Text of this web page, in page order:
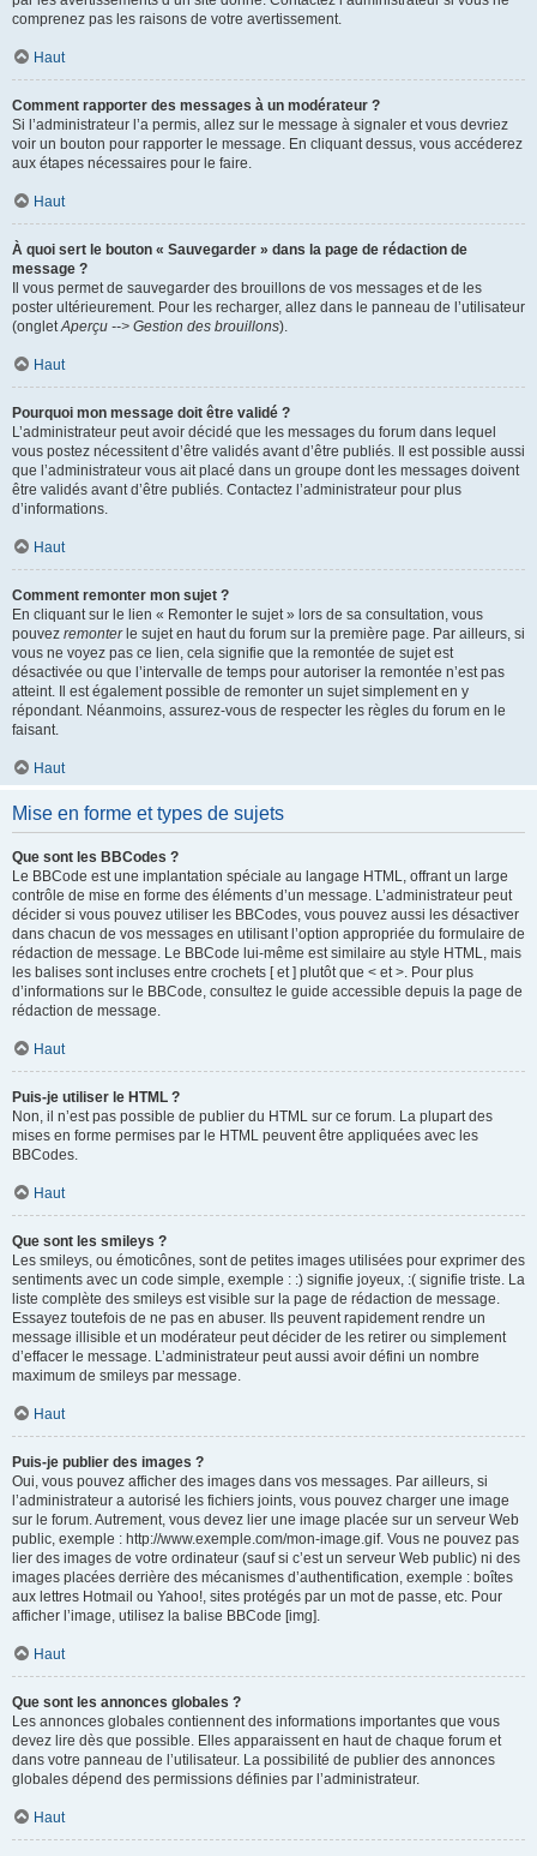
comprenez pas les raisons de votre avertissement.
Haut
Comment rapporter des messages à un modérateur ?
Si l’administrateur l’a permis, allez sur le message à signaler et vous devriez
voir un bouton pour rapporter le message. En cliquant dessus, vous accéderez
aux étapes nécessaires pour le faire.
Haut
À quoi sert le bouton « Sauvegarder » dans la page de rédaction de
message ?
Il vous permet de sauvegarder des brouillons de vos messages et de les
poster ultérieurement. Pour les recharger, allez dans le panneau de l’utilisateur
(ongletAperçu --> Gestion des brouillons).
Haut
Pourquoi mon message doit être validé ?
L’administrateur peut avoir décidé que les messages du forum dans lequel
vous postez nécessitent d’être validés avant d’être publiés. Il est possible aussi
que l’administrateur vous ait placé dans un groupe dont les messages doivent
être validés avant d’être publiés. Contactez l’administrateur pour plus
d’informations.
Haut
Comment remonter mon sujet ?
En cliquant sur le lien « Remonter le sujet » lors de sa consultation, vous
pouvez remonterle sujet en haut du forum sur la première page. Par ailleurs, si
vous ne voyez pas ce lien, cela signifie que la remontée de sujet est
désactivée ou que l’intervalle de temps pour autoriser la remontée n’est pas
atteint. Il est également possible de remonter un sujet simplement en y
répondant. Néanmoins, assurez-vous de respecter les règles du forum en le
faisant.
Haut
Mise en forme et types de sujets
Que sont les BBCodes ?
Le BBCode est une implantation spéciale au langage HTML, offrant un large
contrôle de mise en forme des éléments d’un message. L’administrateur peut
décider si vous pouvez utiliser les BBCodes, vous pouvez aussi les désactiver
dans chacun de vos messages en utilisant l’option appropriée du formulaire de
rédaction de message. Le BBCode lui-même est similaire au style HTML, mais
les balises sont incluses entre crochets [ et ] plutôt que < et >. Pour plus
d’informations sur le BBCode, consultez le guide accessible depuis la page de
rédaction de message.
Haut
Puis-je utiliser le HTML ?
Non, il n’est pas possible de publier du HTML sur ce forum. La plupart des
mises en forme permises par le HTML peuvent être appliquées avec les
BBCodes.
Haut
Que sont les smileys ?
Les smileys, ou émoticônes, sont de petites images utilisées pour exprimer des
sentiments avec un code simple, exemple : :) signifie joyeux, :( signifie triste. La
liste complète des smileys est visible sur la page de rédaction de message.
Essayez toutefois de ne pas en abuser. Ils peuvent rapidement rendre un
message illisible et un modérateur peut décider de les retirer ou simplement
d’effacer le message. L’administrateur peut aussi avoir défini un nombre
maximum de smileys par message.
Haut
Puis-je publier des images ?
Oui, vous pouvez afficher des images dans vos messages. Par ailleurs, si
l’administrateur a autorisé les fichiers joints, vous pouvez charger une image
sur le forum. Autrement, vous devez lier une image placée sur un serveur Web
public, exemple : http://www.exemple.com/mon-image.gif. Vous ne pouvez pas
lier des images de votre ordinateur (sauf si c’est un serveur Web public) ni des
images placées derrière des mécanismes d’authentification, exemple : boîtes
aux lettres Hotmail ou Yahoo!, sites protégés par un mot de passe, etc. Pour
afficher l’image, utilisez la balise BBCode [img].
Haut
Que sont les annonces globales ?
Les annonces globales contiennent des informations importantes que vous
devez lire dès que possible. Elles apparaissent en haut de chaque forum et
dans votre panneau de l’utilisateur. La possibilité de publier des annonces
globales dépend des permissions définies par l’administrateur.
Haut